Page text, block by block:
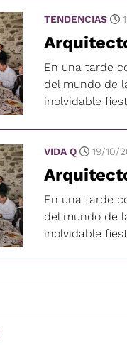
TENDENCIAS
En una tarde
del mundo de
inolvidable
VIDA Q 19/10/
En una tarde
del mundo de
inolvidable